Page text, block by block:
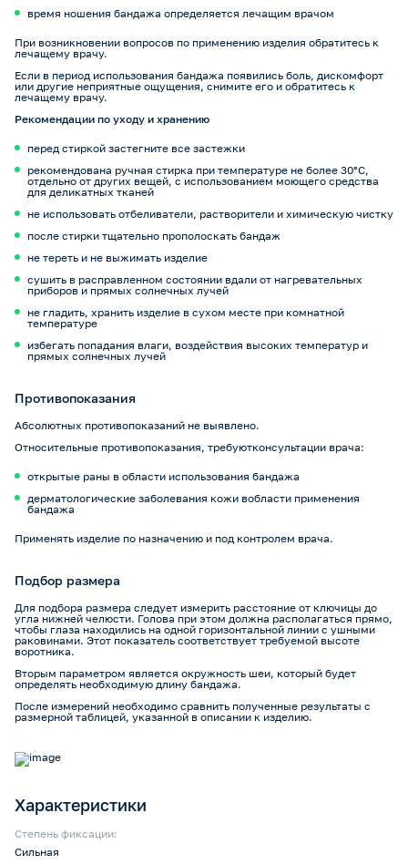
время ношения бандажа определяется лечащим врачом
При возникновении вопросов по применению изделия обратитесь к
лечащему врачу.
Если в период использования бандажа появились боль, дискомфорт
или другие неприятные ощущения, снимите его и обратитесь к
лечащему врачу.
Рекомендации по уходу и хранению
перед стиркой застегните все застежки
рекомендована ручная стирка при температуре не более 30°C,
отдельно от других вещей, с использованием моющего средства
для деликатных тканей
не использовать отбеливатели, растворители и химическую чистку
после стирки тщательно прополоскать бандаж
не тереть и не выжимать изделие
сушить в расправленном состоянии вдали от нагревательных
приборов и прямых солнечных лучей
не гладить, хранить изделие в сухом месте при комнатной
температуре
избегать попадания влаги, воздействия высоких температур и
прямых солнечных лучей
Противопоказания
Абсолютных противопоказаний не выявлено.
Относительные противопоказания, требуютконсультации врача:
открытые раны в области использования бандажа
дерматологические заболевания кожи вобласти применения
бандажа
Применять изделие по назначению и под контролем врача.
Подбор размера
Для подбора размера следует измерить расстояние от ключицы до
угла нижней челюсти. Голова при этом должна располагаться прямо,
чтобы глаза находились на одной горизонтальной линии с ушными
раковинами. Этот показатель соответствует требуемой высоте
воротника.
Вторым параметром является окружность шеи, который будет
определять необходимую длину бандажа.
После измерений необходимо сравнить полученные результаты с
размерной таблицей, указанной в описании к изделию.
Характеристики
Степень фиксации:
Сильная